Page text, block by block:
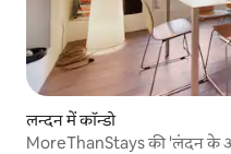
लन्दन में कॉन्डो
MoreThanStays की 'लंदन के